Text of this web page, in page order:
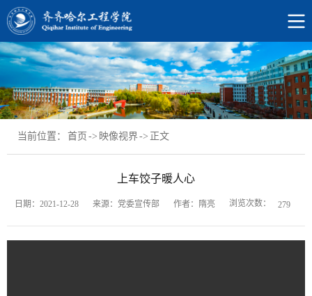
当前位置： 首页 -> 映像视界-> 正文
上车饺子暖人心
日期：2021-12-28 来源：党委宣传部 作者：隋亮 浏览次数： 279